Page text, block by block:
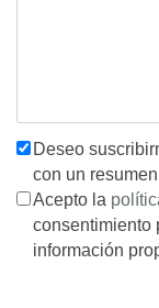
Deseo
con un
Acepto la
consentimiento
información